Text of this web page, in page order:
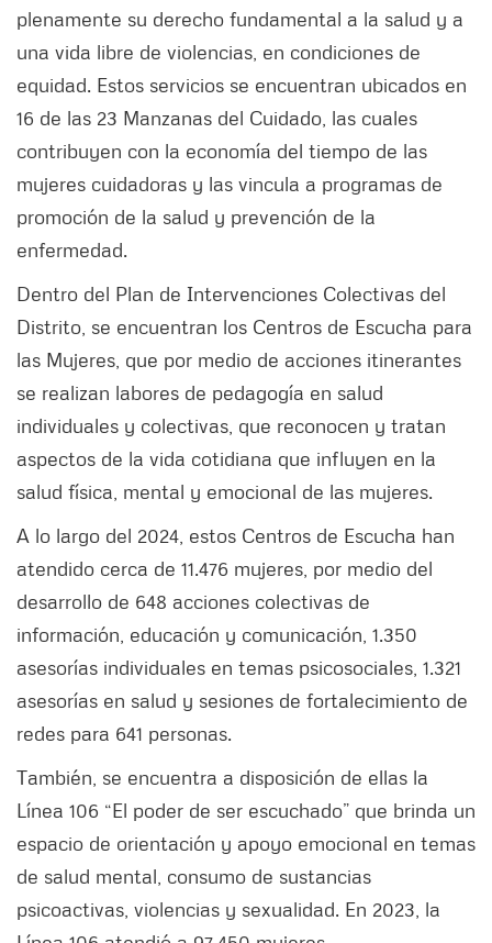
plenamente su derecho fundamental a la salud y a
una vida libre de violencias, en condiciones de
equidad. Estos servicios se encuentran ubicados en
16 de las 23 Manzanas del Cuidado, las cuales
contribuyen con la economía del tiempo de las
mujeres cuidadoras y las vincula a programas de
promoción de la salud y prevención de la
enfermedad.
Dentro del Plan de Intervenciones Colectivas del
Distrito, se encuentran los Centros de Escucha para
las Mujeres, que por medio de acciones itinerantes
se realizan labores de pedagogía en salud
individuales y colectivas, que reconocen y tratan
aspectos de la vida cotidiana que influyen en la
salud física, mental y emocional de las mujeres.
A lo largo del 2024, estos Centros de Escucha han
atendido cerca de 11.476 mujeres, por medio del
desarrollo de 648 acciones colectivas de
información, educación y comunicación, 1.350
asesorías individuales en temas psicosociales, 1.321
asesorías en salud y sesiones de fortalecimiento de
redes para 641 personas.
También, se encuentra a disposición de ellas la
Línea 106 “El poder de ser escuchado” que brinda un
espacio de orientación y apoyo emocional en temas
de salud mental, consumo de sustancias
psicoactivas, violencias y sexualidad. En 2023, la